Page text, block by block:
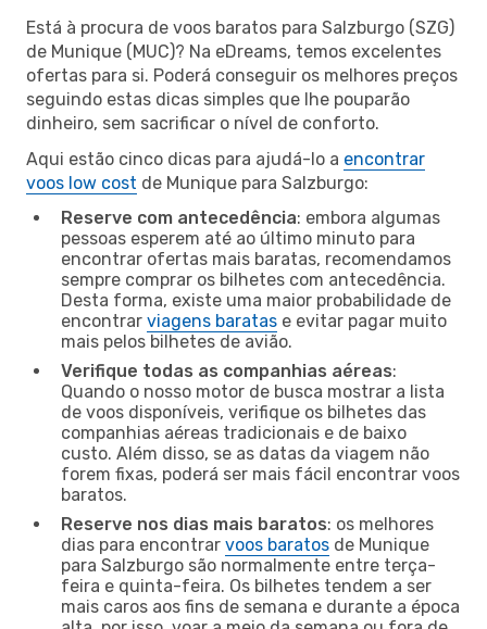
Está à procura de voos baratos para Salzburgo (SZG)
de Munique (MUC)? Na eDreams, temos excelentes
ofertas para si. Poderá conseguir os melhores preços
seguindo estas dicas simples que lhe pouparão
dinheiro, sem sacrificar o nível de conforto.
Aqui estão cinco dicas para ajudá-lo a encontrar
voos low cost de Munique para Salzburgo:
Reserve com antecedência: embora algumas
pessoas esperem até ao último minuto para
encontrar ofertas mais baratas, recomendamos
sempre comprar os bilhetes com antecedência.
Desta forma, existe uma maior probabilidade de
encontrar viagens baratas e evitar pagar muito
mais pelos bilhetes de avião.
Verifique todas as companhias aéreas:
Quando o nosso motor de busca mostrar a lista
de voos disponíveis, verifique os bilhetes das
companhias aéreas tradicionais e de baixo
custo. Além disso, se as datas da viagem não
forem fixas, poderá ser mais fácil encontrar voos
baratos.
Reserve nos dias mais baratos: os melhores
dias para encontrar voos baratos de Munique
para Salzburgo são normalmente entre terça-
feira e quinta-feira. Os bilhetes tendem a ser
mais caros aos fins de semana e durante a época